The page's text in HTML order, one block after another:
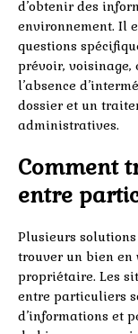
d’obtenir des
environnement. Il
questions
prévoir, voisinage,
l’absence
dossier et un
administratives.
Comment
entre
Plusieurs
trouver un bien en
propriétaire. Les
entre particuliers
d’informations et